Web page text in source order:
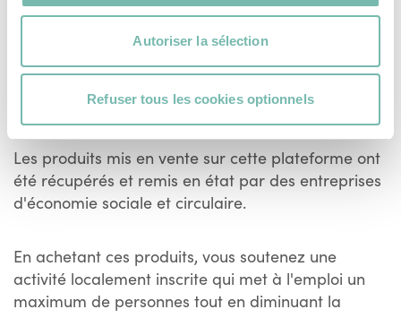
Autoriser la sélection
Refuser tous les cookies optionnels
Un prix juste et transparent
Les produits mis en vente sur cette plateforme ont
été récupérés et remis en état par des entreprises
d'économie sociale et circulaire.
En achetant ces produits, vous soutenez une
activité localement inscrite qui met à l'emploi un
maximum de personnes tout en diminuant la